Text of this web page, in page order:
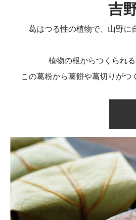
吉
葛はつる性の植物で、山野に
植物の根からつくられ
この葛粉から葛餅や葛切りが